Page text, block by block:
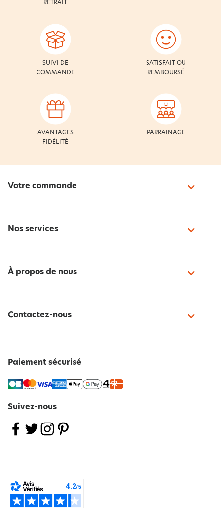
RETRAIT
SUIVI DE
COMMANDE
SATISFAIT OU
REMBOURSÉ
AVANTAGES
FIDÉLITÉ
PARRAINAGE
Votre commande
Nos services
À propos de nous
Contactez-nous
Paiement sécurisé
Suivez-nous